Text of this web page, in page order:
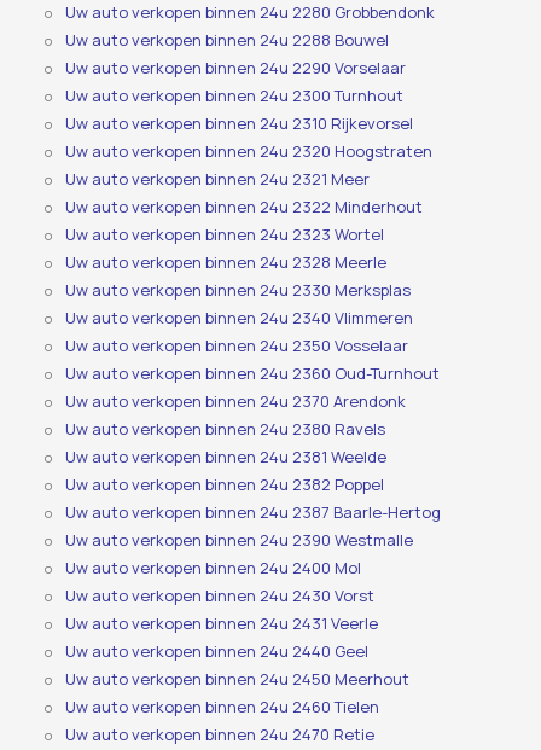
Uw auto verkopen binnen 24u 2280 Grobbendonk
Uw auto verkopen binnen 24u 2288 Bouwel
Uw auto verkopen binnen 24u 2290 Vorselaar
Uw auto verkopen binnen 24u 2300 Turnhout
Uw auto verkopen binnen 24u 2310 Rijkevorsel
Uw auto verkopen binnen 24u 2320 Hoogstraten
Uw auto verkopen binnen 24u 2321 Meer
Uw auto verkopen binnen 24u 2322 Minderhout
Uw auto verkopen binnen 24u 2323 Wortel
Uw auto verkopen binnen 24u 2328 Meerle
Uw auto verkopen binnen 24u 2330 Merksplas
Uw auto verkopen binnen 24u 2340 Vlimmeren
Uw auto verkopen binnen 24u 2350 Vosselaar
Uw auto verkopen binnen 24u 2360 Oud-Turnhout
Uw auto verkopen binnen 24u 2370 Arendonk
Uw auto verkopen binnen 24u 2380 Ravels
Uw auto verkopen binnen 24u 2381 Weelde
Uw auto verkopen binnen 24u 2382 Poppel
Uw auto verkopen binnen 24u 2387 Baarle-Hertog
Uw auto verkopen binnen 24u 2390 Westmalle
Uw auto verkopen binnen 24u 2400 Mol
Uw auto verkopen binnen 24u 2430 Vorst
Uw auto verkopen binnen 24u 2431 Veerle
Uw auto verkopen binnen 24u 2440 Geel
Uw auto verkopen binnen 24u 2450 Meerhout
Uw auto verkopen binnen 24u 2460 Tielen
Uw auto verkopen binnen 24u 2470 Retie